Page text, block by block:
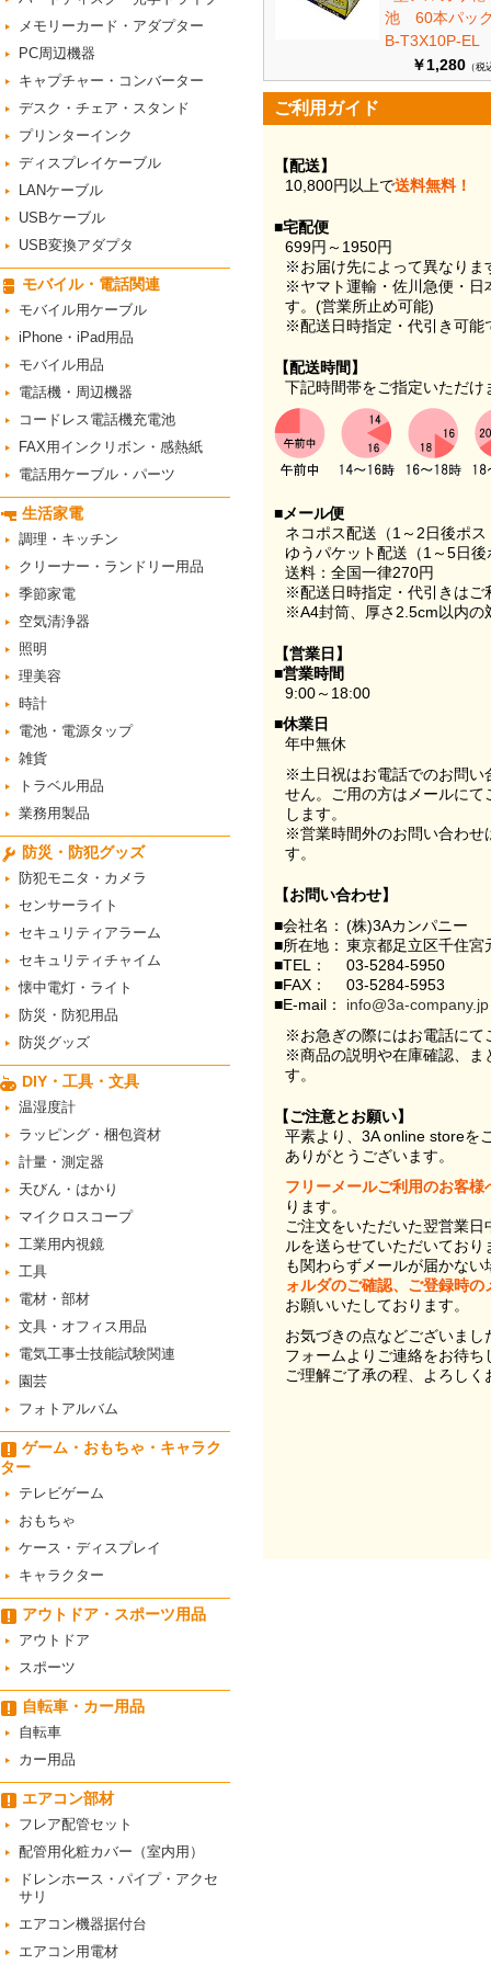
メモリーカード・アダプター
PC周辺機器
キャプチャー・コンバーター
デスク・チェア・スタンド
プリンターインク
ディスプレイケーブル
LANケーブル
USBケーブル
USB変換アダプタ
モバイル・電話関連
モバイル用ケーブル
iPhone・iPad用品
モバイル用品
電話機・周辺機器
コードレス電話機充電池
FAX用インクリボン・感熱紙
電話用ケーブル・パーツ
生活家電
調理・キッチン
クリーナー・ランドリー用品
季節家電
空気清浄器
照明
理美容
時計
電池・電源タップ
雑貨
トラベル用品
業務用製品
防災・防犯グッズ
防犯モニタ・カメラ
センサーライト
セキュリティアラーム
セキュリティチャイム
懐中電灯・ライト
防災・防犯用品
防災グッズ
DIY・工具・文具
温湿度計
ラッピング・梱包資材
計量・測定器
天びん・はかり
マイクロスコープ
工業用内視鏡
工具
電材・部材
文具・オフィス用品
電気工事士技能試験関連
園芸
フォトアルバム
ゲーム・おもちゃ・キャラク
ター
テレビゲーム
おもちゃ
ケース・ディスプレイ
キャラクター
アウトドア・スポーツ用品
アウトドア
スポーツ
自転車・カー用品
自転車
カー用品
エアコン部材
フレア配管セット
配管用化粧カバー（室内用）
ドレンホース・パイプ・アクセ
サリ
エアコン機器据付台
エアコン用電材
池 60本パ
B-T3X10P-EL
￥1,280 （税
ご利用ガイド
【配送】
10,800円以上で送料無料！
■宅配便
699円～1950円
※お届け先によって異なりま
※ヤマト運輸・佐川急便・日
す。(営業所止め可能)
※配送日時指定・代引き可能
【配送時間】
下記時間帯をご指定いただけ
■メール便
ネコポス配送（1～2日後ポ
ゆうパケット配送（1～5日
送料：全国一律270円
※配送日時指定・代引きはご
※A4封筒、厚さ2.5cm以内の
【営業日】
■営業時間
9:00～18:00
■休業日
年中無休
※土日祝はお電話でのお問い
せん。ご用の方はメールに
します。
※営業時間外のお問い合わせ
す。
【お問い合わせ】
■会社名： (株)3Aカンパニー
■所在地： 東京都足立区千住
■TEL：
03-5284-5950
■FAX：
03-5284-5953
■E-mail：
info@3a-company.jp
※お急ぎの際にはお電話にて
※商品の説明や在庫確認、ま
す。
【ご注意とお願い】
平素より、3A online storeを
ありがとうございます。
フリーメールご利用のお客様
ります。
ご注文をいただいた翌営業
ルを送らせていただいてお
も関わらずメールが届かない
ォルダのご確認、ご登録時
お願いいたしております。
お気づきの点などございま
フォームよりご連絡をお待ち
ご理解ご了承の程、よろし